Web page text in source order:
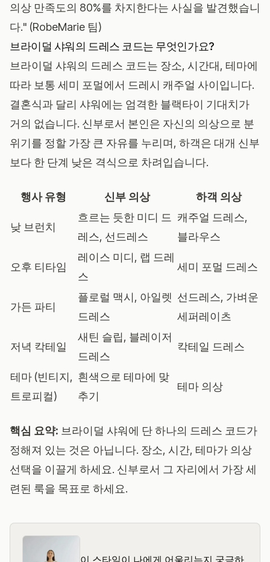
의상 만족도의 80%를 차지한다는 사실을 발견했습니
다." (RobeMarie 팀)
브라이덜 샤워의 드레스 코드는 무엇인가요?
브라이덜 샤워의 드레스 코드는 장소, 시간대, 테마에
따라 보통 세미 포멀에서 드레시 캐주얼 사이입니다.
결혼식과 달리 샤워에는 엄격한 블랙타이 기대치가
거의 없습니다. 신부로서 본인은 자신의 의상으로 분
위기를 정할 가장 큰 자유를 누리며, 하객은 대개 신부
보다 한 단계 낮은 격식으로 차려입습니다.
행사 유형 신부 의상 하객 의상
낮 브런치
흐르는 듯한 미디 드
레스, 선드레스
캐주얼 드레스,
블라우스
오후 티타임
레이스 미디, 랩 드레
스
세미 포멀 드레스
가든 파티
플로럴 맥시, 아일렛
드레스
선드레스, 가벼운
세퍼레이츠
저녁 칵테일
새틴 슬립, 블레이저
드레스
칵테일 드레스
테마 (빈티지,
트로피컬)
흰색으로 테마에 맞
추기
테마 의상
핵심 요약: 브라이덜 샤워에 단 하나의 드레스 코드가
정해져 있는 것은 아닙니다. 장소, 시간, 테마가 의상
선택을 이끌게 하세요. 신부로서 그 자리에서 가장 세
련된 룩을 목표로 하세요.